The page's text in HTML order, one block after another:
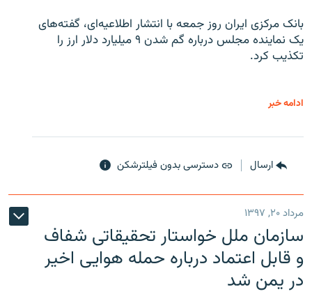
بانک مرکزی ایران روز جمعه با انتشار اطلاعیه‌ای، گفته‌های
یک نماینده مجلس درباره گم شدن ۹ میلیارد دلار ارز را
تکذیب کرد.
ادامه خبر
ارسال دسترسی بدون فیلترشکن
مرداد ۲۰, ۱۳۹۷
سازمان ملل خواستار تحقیقاتی شفاف
و قابل اعتماد درباره حمله هوایی اخیر
در یمن شد